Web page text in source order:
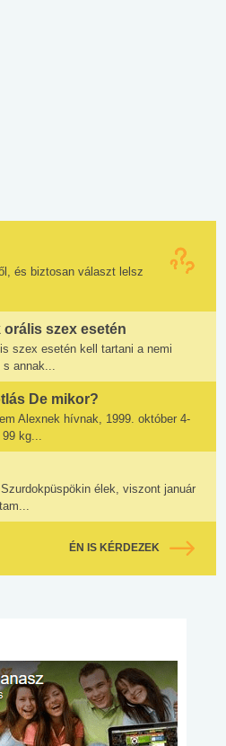
és biztosan választ lelsz
orális szex esetén
szex esetén kell tartani a nemi
annak...
De mikor?
Alexnek hívnak, 1999. október 4-
kg...
élek, viszont január
ÉN IS KÉRDEZEK